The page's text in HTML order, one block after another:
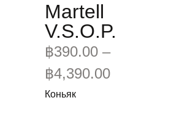
Martell
V.S.O.P.
฿390.00 –
฿4,390.00
Коньяк